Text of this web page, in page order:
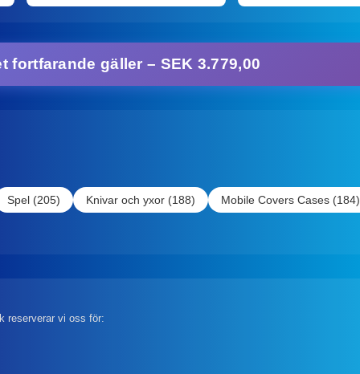
fortfarande gäller – SEK 3.779,00
Spel (205) Knivar och yxor (188)
Mobile Covers Cases (184)
reserverar vi oss för: